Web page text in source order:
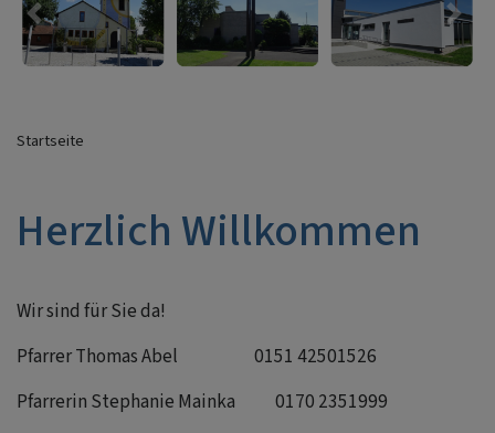
Previous Next
Startseite
Herzlich Willkommen
Wir sind für Sie da!
Pfarrer Thomas Abel 0151 42501526
Pfarrerin Stephanie Mainka 0170 2351999